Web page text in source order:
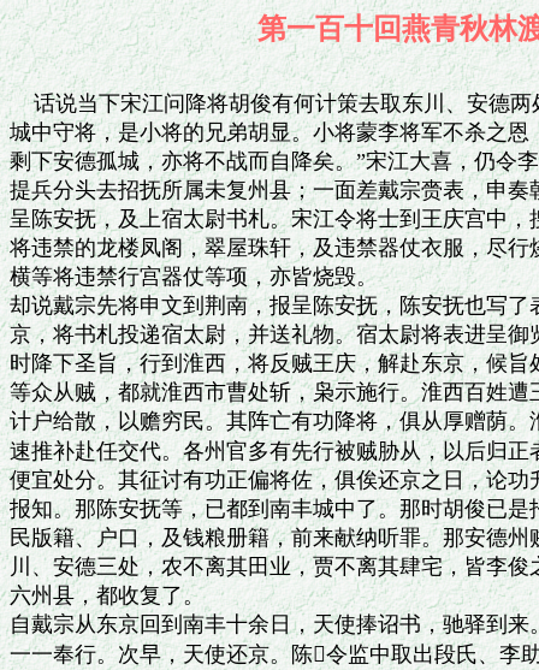
第一百十回燕青
话说当下宋江问降将胡俊有何计策去取东川、安德
城中守将，是小将的兄弟胡显。小将蒙李将军不杀之
剩下安德孤城，亦将不战而自降矣。”宋江大喜，仍令
提兵分头去招抚所属未复州县；一面差戴宗赍表，申
呈陈安抚，及上宿太尉书札。宋江令将士到王庆宫中
将违禁的龙楼凤阁，翠屋珠轩，及违禁器仗衣服，尽
横等将违禁行宫器仗等项，亦皆烧毁。
却说戴宗先将申文到荆南，报呈陈安抚，陈安抚也写
京，将书札投递宿太尉，并送礼物。宿太尉将表进呈
时降下圣旨，行到淮西，将反贼王庆，解赴东京，候
等众从贼，都就淮西市曹处斩，枭示施行。淮西百姓
计户给散，以赡穷民。其阵亡有功降将，俱从厚赠荫
速推补赴任交代。各州官多有先行被贼胁从，以后归
便宜处分。其征讨有功正偏将佐，俱俟还京之日，论
报知。那陈安抚等，已都到南丰城中了。那时胡俊已
民版籍、户口，及钱粮册籍，前来献纳听罪。那安德
川、安德三处，农不离其田业，贾不离其肆宅，皆李
六州县，都收复了。
自戴宗从东京回到南丰十余日，天使捧诏书，驰驿到
一一奉行。次早，天使还京。陈令监中取出段氏、李